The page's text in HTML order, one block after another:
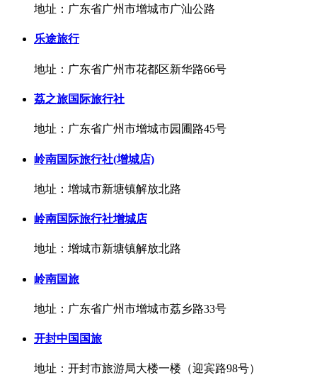
地址：广东省广州市增城市广汕公路
乐途旅行
地址：广东省广州市花都区新华路66号
荔之旅国际旅行社
地址：广东省广州市增城市园圃路45号
岭南国际旅行社(增城店)
地址：增城市新塘镇解放北路
岭南国际旅行社增城店
地址：增城市新塘镇解放北路
岭南国旅
地址：广东省广州市增城市荔乡路33号
开封中国国旅
地址：开封市旅游局大楼一楼（迎宾路98号）